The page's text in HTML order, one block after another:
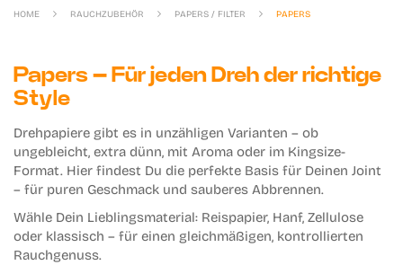
HOME RAUCHZUBEHÖR PAPERS / FILTER PAPERS
Papers – Für jeden Dreh der richtige
Style
Drehpapiere gibt es in unzähligen Varianten – ob
ungebleicht, extra dünn, mit Aroma oder im Kingsize-
Format. Hier findest Du die perfekte Basis für Deinen Joint
– für puren Geschmack und sauberes Abbrennen.
Wähle Dein Lieblingsmaterial: Reispapier, Hanf, Zellulose
oder klassisch – für einen gleichmäßigen, kontrollierten
Rauchgenuss.